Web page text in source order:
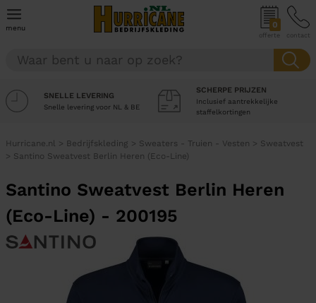
menu 0
offerte contact
SNELLE LEVERING
Snelle levering voor NL & BE
SCHERPE PRIJZEN
Inclusief aantrekkelijke
staffelkortingen
Hurricane.nl > Bedrijfskleding > Sweaters - Truien - Vesten > Sweatvest
> Santino Sweatvest Berlin Heren (Eco-Line)
Santino Sweatvest Berlin Heren
(Eco-Line) - 200195